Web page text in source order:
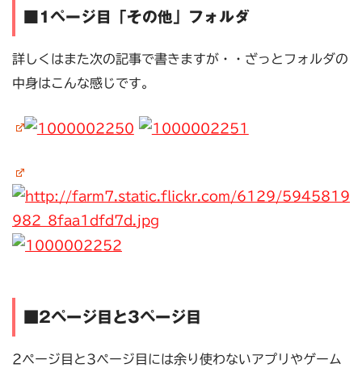
■1ページ目「その他」フォルダ
詳しくはまた次の記事で書きますが・・ざっとフォルダの
中身はこんな感じです。
■2ページ目と3ページ目
2ページ目と3ページ目には余り使わないアプリやゲーム